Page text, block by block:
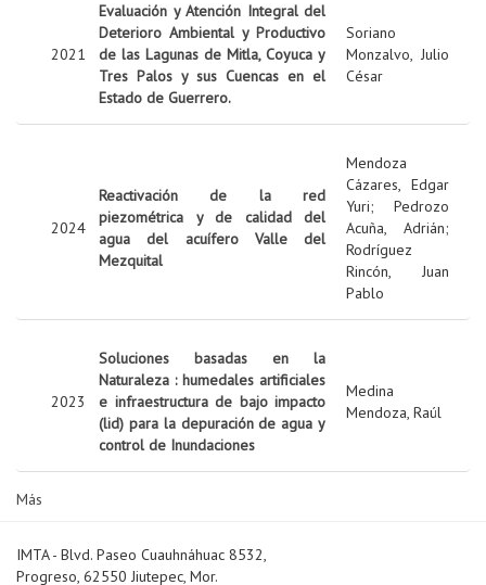
2021
Evaluación y Atención Integral del
Deterioro Ambiental y Productivo
de las Lagunas de Mitla, Coyuca y
Tres Palos y sus Cuencas en el
Estado de Guerrero.
Soriano
Monzalvo, Julio
César
2024
Reactivación de la red
piezométrica y de calidad del
agua del acuífero Valle del
Mezquital
Mendoza
Cázares, Edgar
Yuri; Pedrozo
Acuña, Adrián;
Rodríguez
Rincón, Juan
Pablo
2023
Soluciones basadas en la
Naturaleza : humedales artificiales
e infraestructura de bajo impacto
(lid) para la depuración de agua y
control de Inundaciones
Medina
Mendoza, Raúl
Más
IMTA - Blvd. Paseo Cuauhnáhuac 8532,
Progreso, 62550 Jiutepec, Mor.